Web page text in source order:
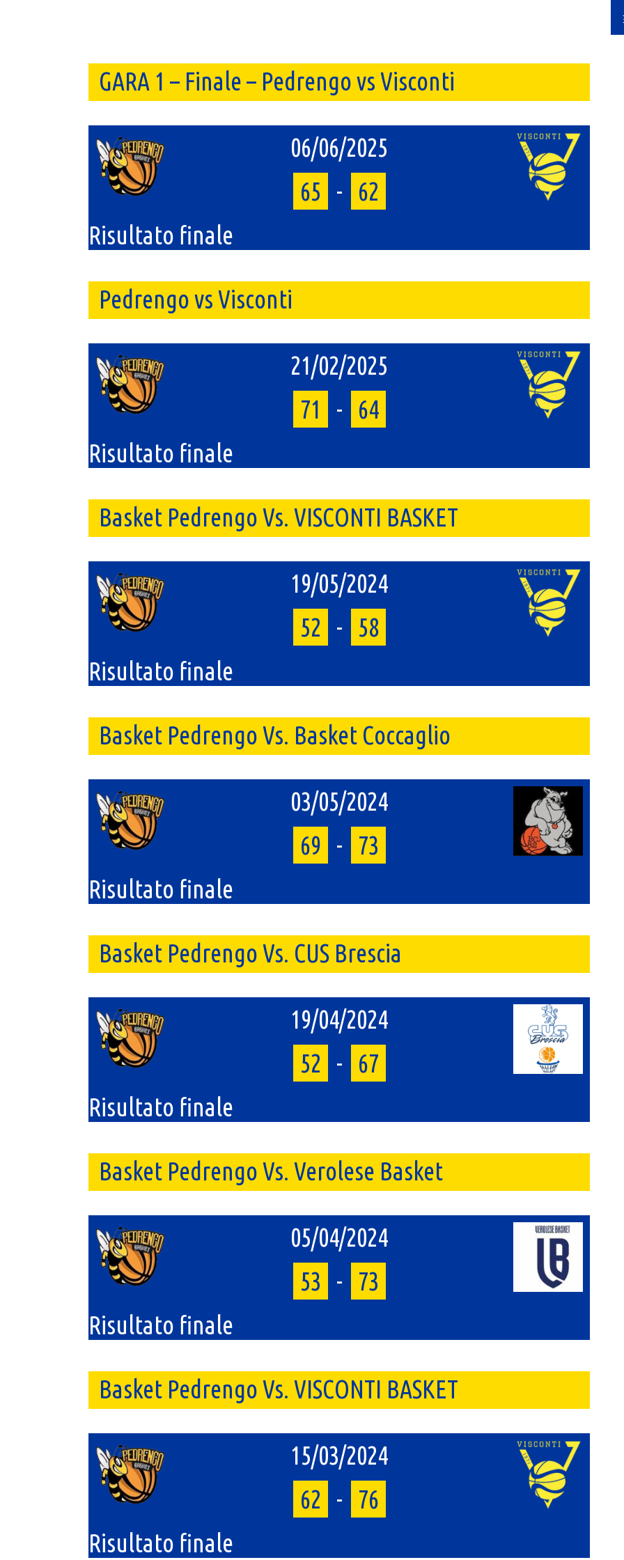
GARA 1 – Finale – Pedrengo vs Visconti
06/06/2025
65
-
62
Risultato finale
Pedrengo vs Visconti
21/02/2025
71
-
64
Risultato finale
Basket Pedrengo Vs. VISCONTI BASKET
19/05/2024
52
-
58
Risultato finale
Basket Pedrengo Vs. Basket Coccaglio
03/05/2024
69 -
73
Risultato finale
Basket Pedrengo Vs. CUS Brescia
19/04/2024
52
-
67
Risultato finale
Basket Pedrengo Vs. Verolese Basket
05/04/2024
53
-
73
Risultato finale
Basket Pedrengo Vs. VISCONTI BASKET
15/03/2024
62
-
76
Risultato finale